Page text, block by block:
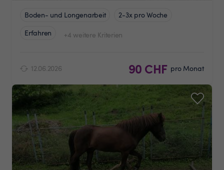
Boden- und Longenarbeit
2-3x pro Woche
Erfahren
+4 weitere Kriterien
12.06.2026 90 CHF pro Monat